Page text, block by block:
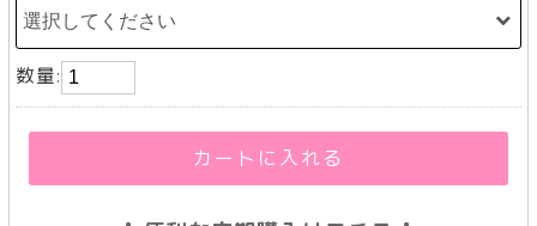
数量:
カートに入れる